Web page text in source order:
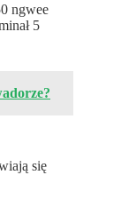
ngwee
5
się